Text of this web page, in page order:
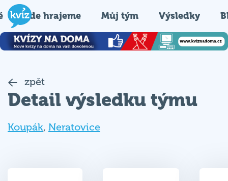
Kde hrajeme Můj tým Výsledky
zpět
Detail výsledku týmu
Koupák, Neratovice